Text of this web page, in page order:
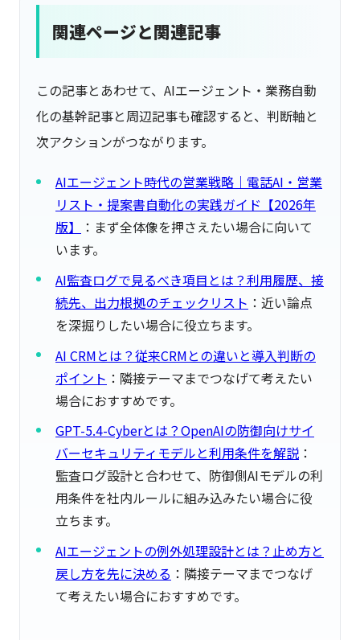
関連ページと関連記事
この記事とあわせて、AIエージェント・業務自動
化の基幹記事と周辺記事も確認すると、判断軸と
次アクションがつながります。
AIエージェント時代の営業戦略｜電話AI・営業
リスト・提案書自動化の実践ガイド【2026年
版】
：まず全体像を押さえたい場合に向いて
います。
AI監査ログで見るべき項目とは？利用履歴、接
続先、出力根拠のチェックリスト ：近い論点
を深掘りしたい場合に役立ちます。
AI CRMとは？従来CRMとの違いと導入判断の
ポイント ：隣接テーマまでつなげて考えたい
場合におすすめです。
GPT-5.4-Cyberとは？OpenAIの防御向けサイ
バーセキュリティモデルと利用条件を解説 ：
監査ログ設計と合わせて、防御側AIモデルの利
用条件を社内ルールに組み込みたい場合に役
立ちます。
AIエージェントの例外処理設計とは？止め方と
戻し方を先に決める ：隣接テーマまでつなげ
て考えたい場合におすすめです。